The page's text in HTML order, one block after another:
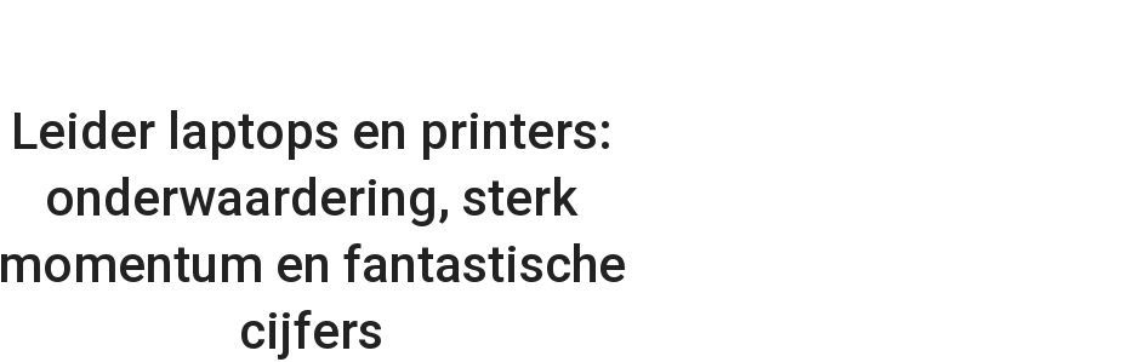
Leider laptops en printers:
onderwaardering, sterk
momentum en fantastische
cijfers